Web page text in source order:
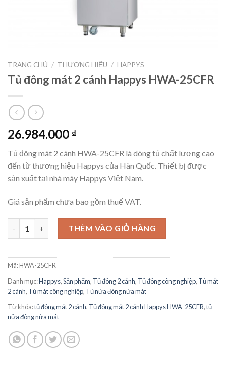
TRANG CHỦ / THƯƠNG HIỆU / HAPPYS
Tủ đông mát 2 cánh Happys HWA-25CFR
26.984.000 ₫
Tủ đông mát 2 cánh HWA-25CFR là dòng tủ chất lượng cao
đến từ thương hiệu Happys của Hàn Quốc. Thiết bị được
sản xuất tại nhà máy Happys Việt Nam.
Giá sản phẩm chưa bao gồm thuế VAT.
Tủ đông mát 2 cánh Happys HWA-25CFR số lượng
THÊM VÀO GIỎ HÀNG
Mã:HWA-25CFR
Danh mục:Happys,Sản phẩm, Tủ đông 2 cánh, Tủ đông công nghiệp, Tủ mát
2 cánh, Tủ mát công nghiệp, Tủ nửa đông nửa mát
Từ khóa:tủ đông mát 2 cánh, Tủ đông mát 2 cánh Happys HWA-25CFR,tủ
nửa đông nửa mát